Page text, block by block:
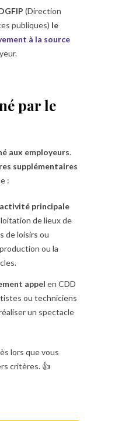
(Direction
publiques) le
à la source
par le
aux employeurs.
supplémentaires
:
principale
de lieux de
de loisirs ou
ou la
appel en CDD
ou techniciens
un spectacle
lors que vous
critères. 👍